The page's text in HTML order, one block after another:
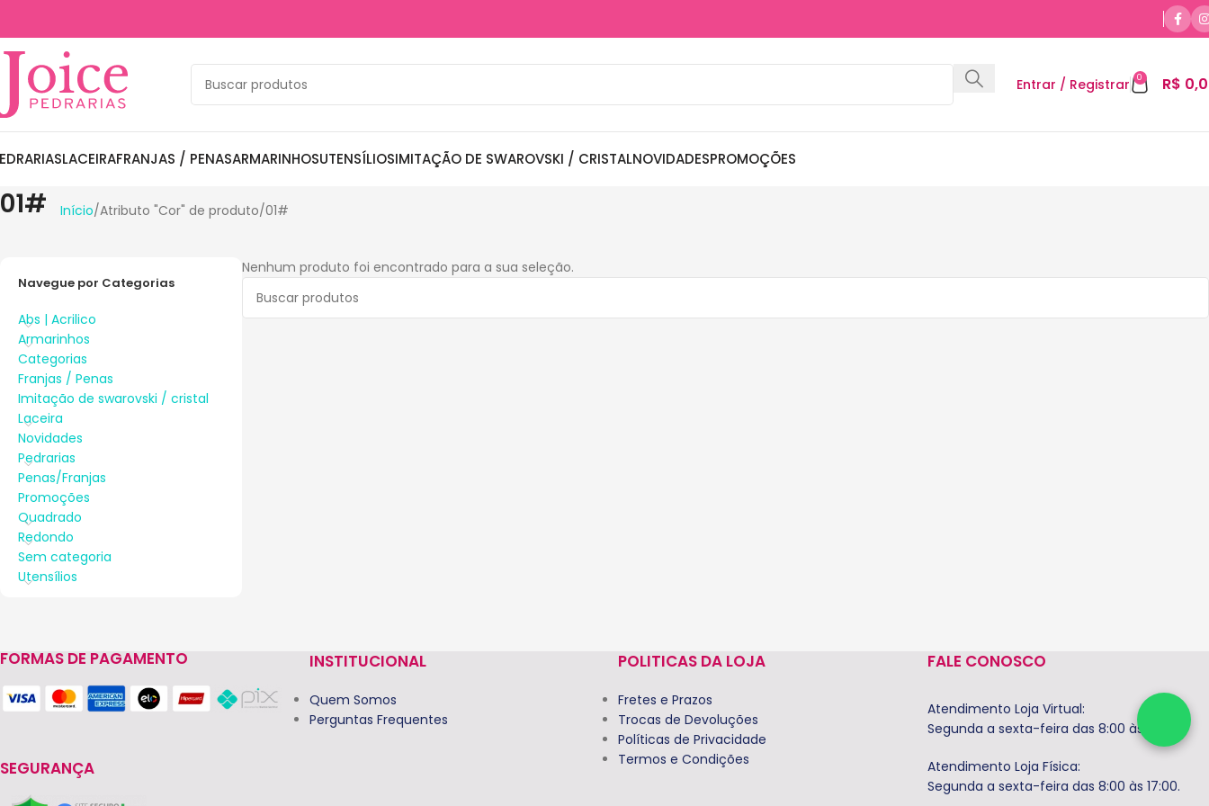
Entrar / Registrar 0 R$
LACEIRAFRANJAS / PENASARMARINHOSUTENSÍLIOSIMITAÇÃO DE SWAROVSKI / CRISTALNOVIDADESPROMOÇÕES
01# Início Atributo "Cor" de produto 01#
Navegue por Categorias
Abs | Acrilico
Armarinhos
Categorias
Franjas / Penas
Imitação de swarovski / cristal
Laceira
Novidades
Pedrarias
Penas/Franjas
Promoções
Quadrado
Redondo
Sem categoria
Utensílios
Nenhum produto foi encontrado para a sua seleção.
FORMAS DE PAGAMENTO
SEGURANÇA
INSTITUCIONAL
Quem Somos
Perguntas Frequentes
POLITICAS DA LOJA
Fretes e Prazos
Trocas de Devoluções
Políticas de Privacidade
Termos e Condições
FALE CONOSCO
Atendimento Loja Virtual:
Segunda a sexta-feira das 8:00 às 17:00
Atendimento Loja Física:
Segunda a sexta-feira das 8:00 às 17:00.